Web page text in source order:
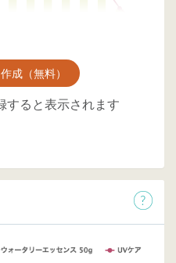
成（無料）
すると表示されます